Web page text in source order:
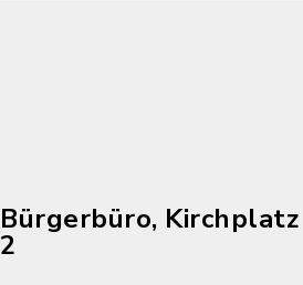
Bürgerbüro, Kirchplatz
2